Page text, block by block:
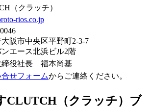
（クラッチ）
rios.co.jp
阪市中央区平野町2-3-7
エース北浜ビル2階
締役社長 福本尚基
せフォームからご連絡ください。
CLUTCH（クラッチ）ブ